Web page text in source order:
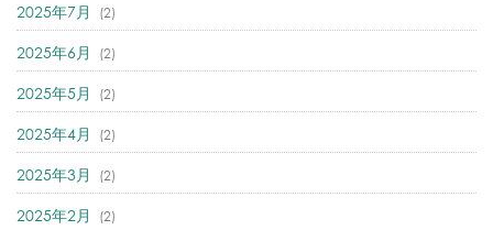
2025年7月 (2)
2025年6月 (2)
2025年5月 (2)
2025年4月 (2)
2025年3月 (2)
2025年2月 (2)